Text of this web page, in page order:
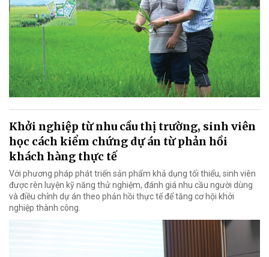
Khởi nghiệp từ nhu cầu thị trường, sinh viên
học cách kiểm chứng dự án từ phản hồi
khách hàng thực tế
Với phương pháp phát triển sản phẩm khả dụng tối thiểu, sinh viên
được rèn luyện kỹ năng thử nghiệm, đánh giá nhu cầu người dùng
và điều chỉnh dự án theo phản hồi thực tế để tăng cơ hội khởi
nghiệp thành công.